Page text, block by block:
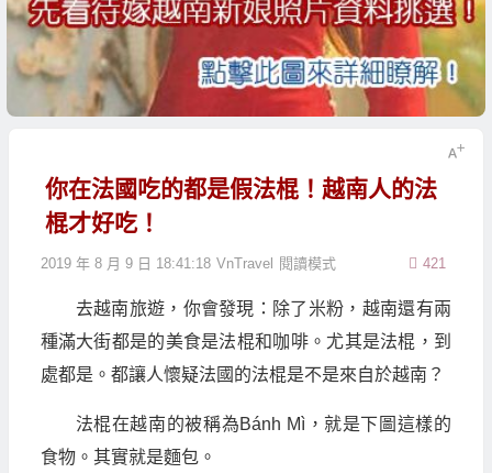
你在法國吃的都是假法棍！越南人的法
棍才好吃！
2019 年 8 月 9 日 18:41:18 VnTravel 421
閱讀模式
去越南旅遊，你會發現：除了米粉，越南還有兩
種滿大街都是的美食是法棍和咖啡。尤其是法棍，到
處都是。都讓人懷疑法國的法棍是不是來自於越南？
法棍在越南的被稱為Bánh Mì，就是下圖這樣的
食物。其實就是麵包。